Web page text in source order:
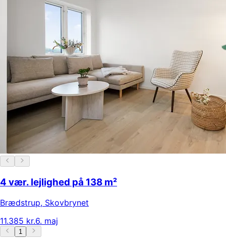
4 vær. lejlighed på 138 m²
Brædstrup, Skovbrynet
11.385 kr.6. maj
1